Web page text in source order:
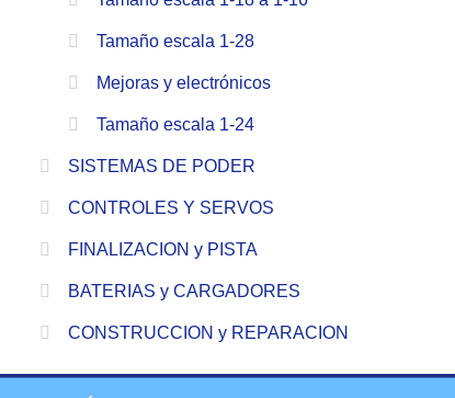
Tamaño escala 1-28
Mejoras y electrónicos
Tamaño escala 1-24
SISTEMAS DE PODER
CONTROLES Y SERVOS
FINALIZACION y PISTA
BATERIAS y CARGADORES
CONSTRUCCION y REPARACION